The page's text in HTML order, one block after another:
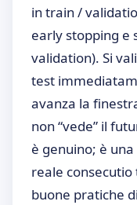
in train /
early stopping e
validation). Si
test
avanza la
non “vede” il
è genuino; è
reale
buone pratiche